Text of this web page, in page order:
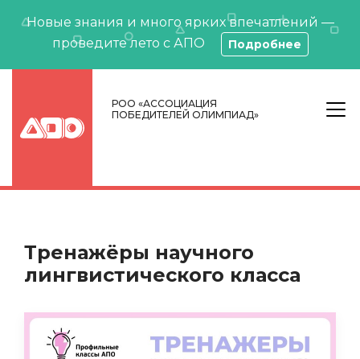
Новые знания и много ярких впечатлений —
проведите лето с АПО
Подробнее
РОО «АССОЦИАЦИЯ
ПОБЕДИТЕЛЕЙ ОЛИМПИАД»
Тренажёры научного
лингвистического класса